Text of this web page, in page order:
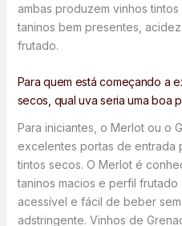
ambas produzem vinhos
taninos bem presentes,
frutado.
Para quem está começando a
secos, qual uva seria uma boa
Para iniciantes, o Merlot ou o
excelentes portas de entrada
tintos secos. O Merlot é
taninos macios e perfil
acessível e fácil de beber
adstringente. Vinhos de